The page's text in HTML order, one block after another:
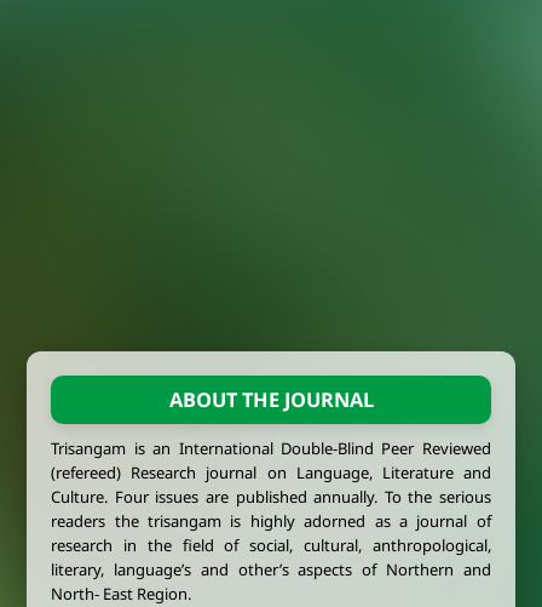
ABOUT THE JOURNAL
Trisangam is an International Double-Blind Peer Reviewed
(refereed) Research journal on Language, Literature and
Culture. Four issues are published annually. To the serious
readers the trisangam is highly adorned as a journal of
research in the field of social, cultural, anthropological,
literary, language’s and other’s aspects of Northern and
North- East Region.